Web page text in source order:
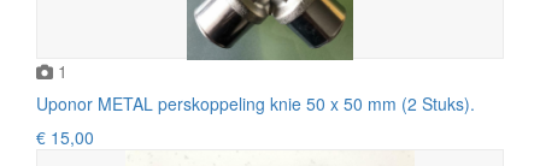
1
Uponor METAL perskoppeling knie 50 x 50 mm (2 Stuks).
€ 15,00